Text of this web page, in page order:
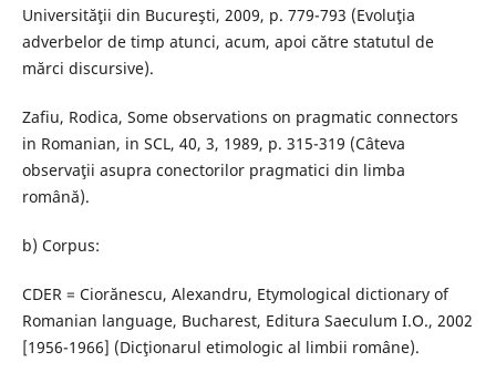
Universităţii din Bucureşti, 2009, p. 779-793 (Evoluţia
adverbelor de timp atunci, acum, apoi către statutul de
mărci discursive).
Zafiu, Rodica, Some observations on pragmatic connectors
in Romanian, in SCL, 40, 3, 1989, p. 315-319 (Câteva
observaţii asupra conectorilor pragmatici din limba
română).
b) Corpus:
CDER = Ciorănescu, Alexandru, Etymological dictionary of
Romanian language, Bucharest, Editura Saeculum I.O., 2002
[1956-1966] (Dicţionarul etimologic al limbii române).